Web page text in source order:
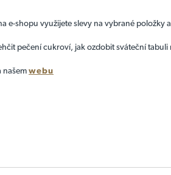
e-shopu využijete slevy na vybrané položky
pečení cukroví, jak ozdobit sváteční
našemwebu